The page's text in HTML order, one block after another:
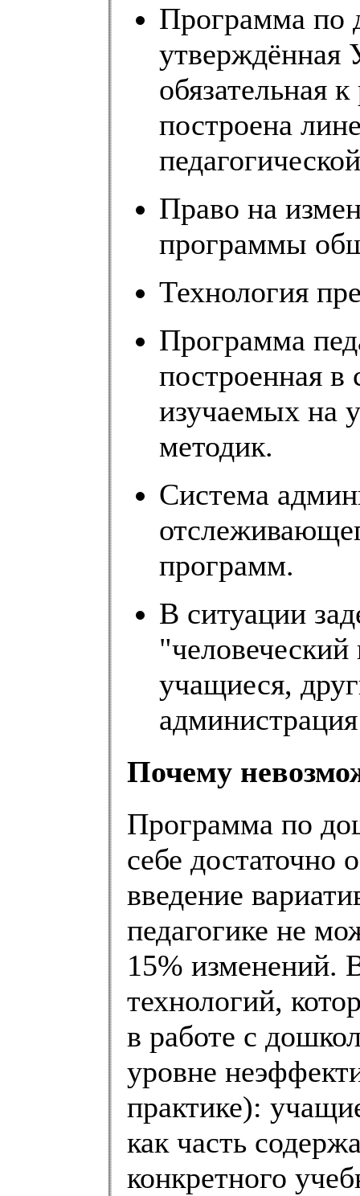
Программа по
утверждённая
обязательная
построена
Право на
программы
Технология
Программа
построенная в
изучаемых на
методик.
Система
программ.
В ситуации
учащиеся,
Почему
Программа по
себе
введение
педагогике не
15% изменений.
технологий,
в работе с
уровне
практике):
как часть
конкретного